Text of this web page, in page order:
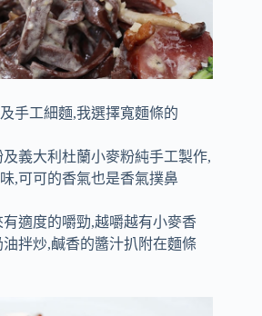
手工細麵,我選擇寬麵條的
義大利杜蘭小麥粉純手工製作,
,可可的香氣也是香氣撲鼻
適度的嚼勁,越嚼越有小麥香
拌炒,鹹香的醬汁扒附在麵條